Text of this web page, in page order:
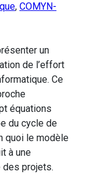
, COMYN-
un
de l’effort
Ce
équations
du cycle de
quoi le modèle
à une
des projets.